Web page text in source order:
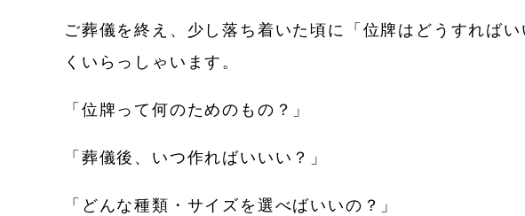
ご葬儀を終え、少し落ち着いた頃に「位牌はどうすれば
くいらっしゃいます。
「位牌って何のためのもの？」
「葬儀後、いつ作ればいいい？」
「どんな種類・サイズを選べばいいの？」